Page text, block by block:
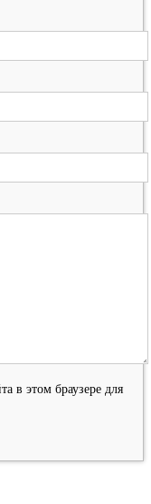
в этом браузере для